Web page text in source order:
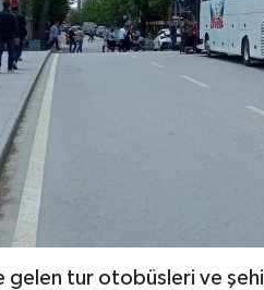
gelen tur otobüsleri ve